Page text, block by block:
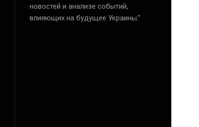
новостей и анализе событий,
влияющих на будущее Украины.”